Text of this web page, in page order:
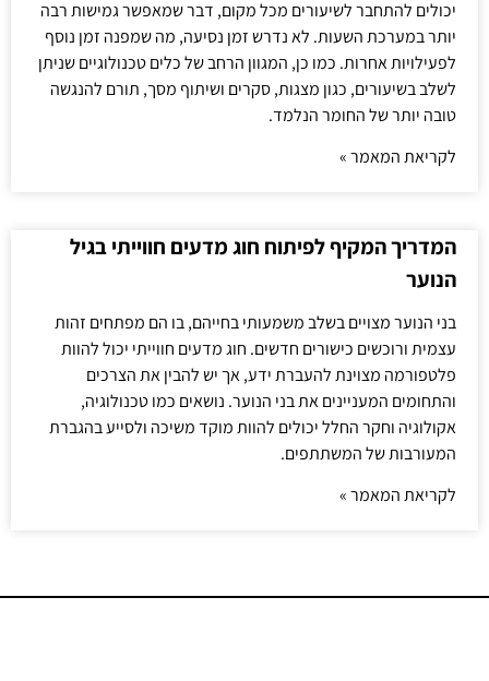
יכולים להתחבר לשיעורים מכל מקום, דבר שמאפשר גמישות רבה
יותר במערכת השעות. לא נדרש זמן נסיעה, מה שמפנה זמן נוסף
לפעילויות אחרות. כמו כן, המגוון הרחב של כלים טכנולוגיים שניתן
לשלב בשיעורים, כגון מצגות, סקרים ושיתוף מסך, תורם להנגשה
טובה יותר של החומר הנלמד.
לקריאת המאמר »
המדריך המקיף לפיתוח חוג מדעים חווייתי בגיל
הנוער
בני הנוער מצויים בשלב משמעותי בחייהם, בו הם מפתחים זהות
עצמית ורוכשים כישורים חדשים. חוג מדעים חווייתי יכול להוות
פלטפורמה מצוינת להעברת ידע, אך יש להבין את הצרכים
והתחומים המעניינים את בני הנוער. נושאים כמו טכנולוגיה,
אקולוגיה וחקר החלל יכולים להוות מוקד משיכה ולסייע בהגברת
המעורבות של המשתתפים.
לקריאת המאמר »